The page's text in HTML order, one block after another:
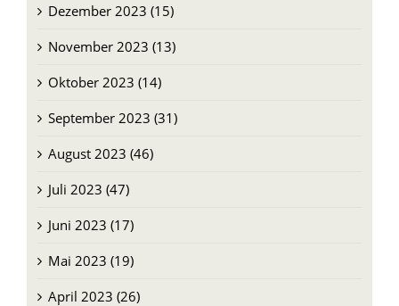
Dezember 2023 (15)
November 2023 (13)
Oktober 2023 (14)
September 2023 (31)
August 2023 (46)
Juli 2023 (47)
Juni 2023 (17)
Mai 2023 (19)
April 2023 (26)